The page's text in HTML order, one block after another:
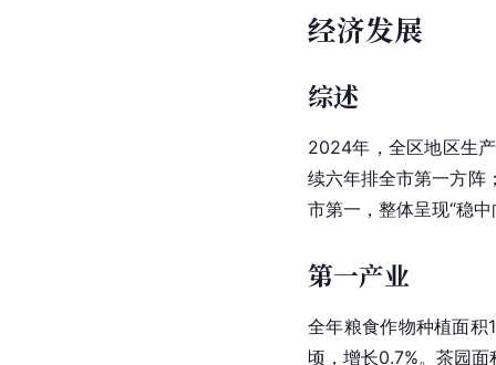
经济发展
综述
2024年，全区地区生
续六年排全市第一方阵
市第一，整体呈现“稳
第一产业
全年粮食作物种植面
顷，增长0.7%。茶园